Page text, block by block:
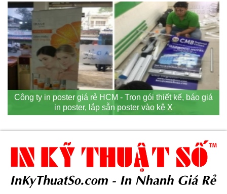
Công ty in poster giá rẻ HCM - Trọn gói thiết kế, báo giá
in poster, lắp sẵn poster vào kệ X